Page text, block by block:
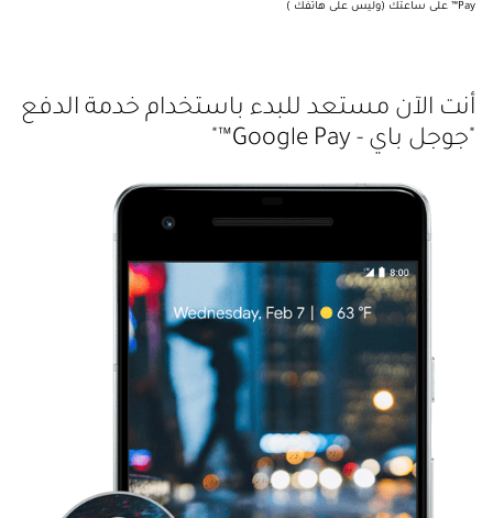
Pay™ على ساعتك (وليس على هاتفك )
أنت الآن مستعد للبدء باستخدام خدمة الدفع
"جوجل باي - Google Pay™"